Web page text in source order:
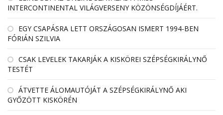
INTERCONTINENTAL VILÁGVERSENY KÖZÖNSÉGDÍJÁÉRT.
EGY CSAPÁSRA LETT ORSZÁGOSAN ISMERT 1994-BEN
FÓRIÁN SZILVIA
CSAK LEVELEK TAKARJÁK A KISKÖREI SZÉPSÉGKIRÁLYNŐ
TESTÉT
ÁTVETTE ÁLOMAUTÓJÁT A SZÉPSÉGKIRÁLYNŐ AKI
GYŐZÖTT KISKÖRÉN